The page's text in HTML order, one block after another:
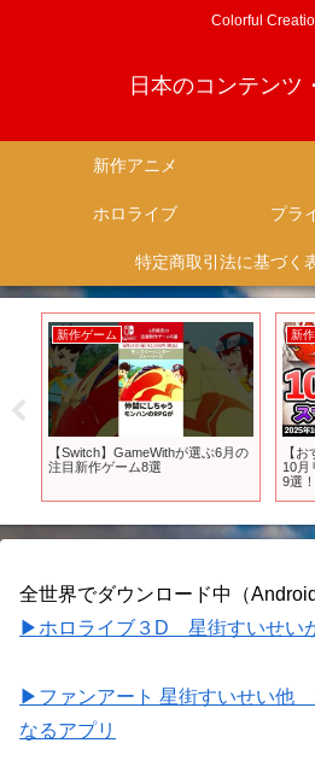
Colorful
日本のコンテンツ
新作アニメ
ホロライブ
新作ゲーム
【Switch】GameWithが選ぶ6月の
注目新作ゲーム8選
新
【
10月
9選
全世界でダウンロード中（Android
▶ホロライブ３D 星街すいせい
▶ファンアート 星街すいせい他
なるアプリ